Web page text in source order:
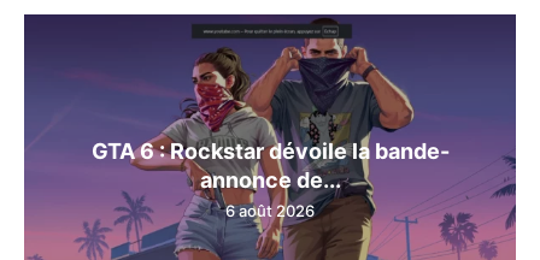
GTA 6 : Rockstar dévoile la bande-
annonce de...
6 août 2026